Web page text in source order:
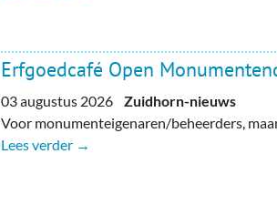
Erfgoedcafé Open
03 augustus 2026Zuidhorn-nieuws
Voor monumenteigenaren/beheerders,
Lees verder →